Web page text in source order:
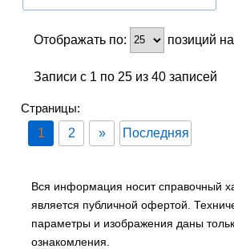
Отображать по: позиций
Записи с 1 по 25 из 40 записей
Страницы:
1
2 » Последняя
Вся информация носит справочный
является публичной офертой.
параметры и изображения даны
ознакомления.